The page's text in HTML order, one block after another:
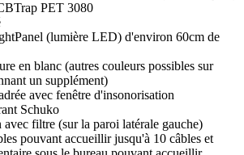
PET 3080
(lumière LED) d'environ 60cm de
en blanc (autres couleurs possibles sur
un supplément)
avec fenêtre d'insonorisation
Schuko
filtre (sur la paroi latérale gauche)
pouvant accueillir jusqu'à 10 câbles et